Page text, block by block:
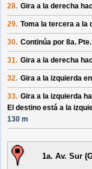
28. Gira a la derecha
29. Toma la tercera a la
30. Continúa por 8a. Pte.
31. Gira a la derecha
32. Gira a la izquierda
33. Gira a la izquierda
El destino está a la
130 m
1a. Av. Sur